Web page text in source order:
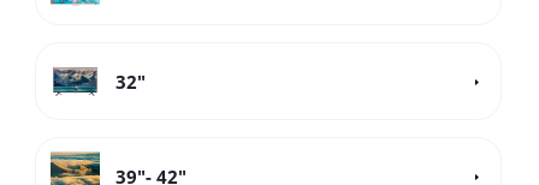
32"
39"- 42"